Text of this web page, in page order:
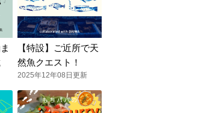
【特設】ご近所で天
然魚クエスト！
2025年12年08日更新